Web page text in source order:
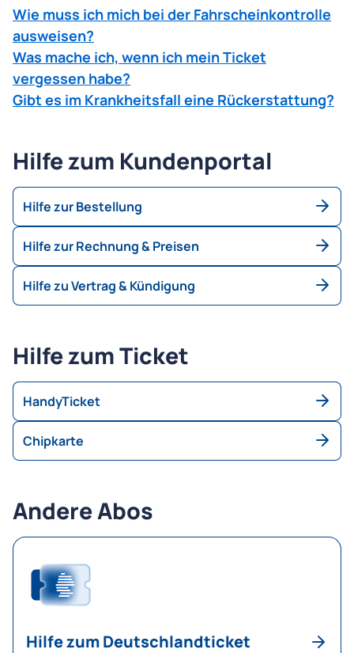
Wie muss ich mich bei der Fahrscheinkontrolle
ausweisen?
Was mache ich, wenn ich mein Ticket
vergessen habe?
Gibt es im Krankheitsfall eine Rückerstattung?
Hilfe zum Kundenportal
Hilfe zur Bestellung
Hilfe zur Rechnung & Preisen
Hilfe zu Vertrag & Kündigung
Hilfe zum Ticket
HandyTicket
Chipkarte
Andere Abos
Hilfe zum Deutschlandticket